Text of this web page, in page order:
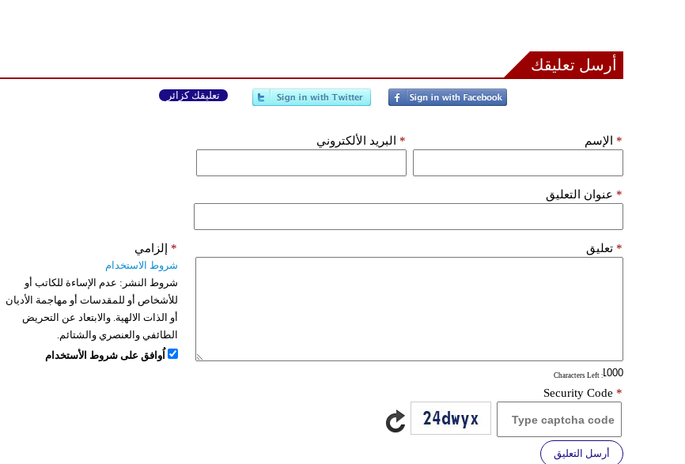
أرسل تعليقك
تعليقك كزائر
الإسم * البريد الألكتروني *
عنوان التعليق *
تعليق *
: Characters Left
إلزامي *
شروط الاستخدام
شروط النشر: عدم الإساءة للكاتب أو
للأشخاص أو للمقدسات أو مهاجمة الأديان
أو الذات الالهية. والابتعاد عن التحريض
الطائفي والعنصري والشتائم.
اُوافق على شروط الأستخدام
Security Code *
أرسل التعليق